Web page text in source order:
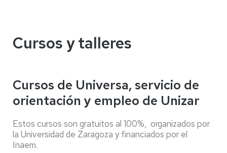
Cursos y talleres
Cursos de Universa, servicio de
orientación y empleo de Unizar
Estos cursos son gratuitos al 100%, organizados por
la Universidad de Zaragoza y financiados por el
Inaem.